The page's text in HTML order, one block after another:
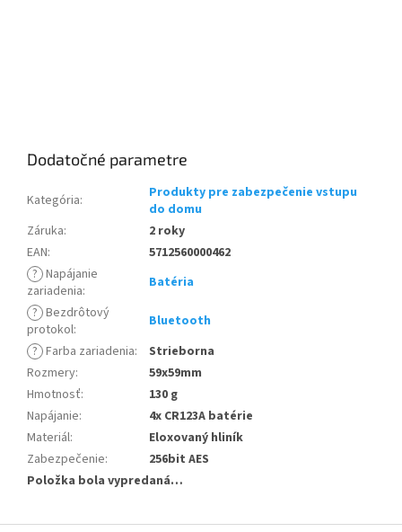
Dodatočné parametre
Kategória:
Produkty pre zabezpečenie vstupu
do domu
Záruka:
2 roky
EAN:
5712560000462
? Napájanie
zariadenia:
Batéria
? Bezdrôtový
protokol:
Bluetooth
? Farba zariadenia:
Strieborna
Rozmery:
59x59mm
Hmotnosť:
130 g
Napájanie:
4x CR123A batérie
Materiál:
Eloxovaný hliník
Zabezpečenie:
256bit AES
Položka bola vypredaná…